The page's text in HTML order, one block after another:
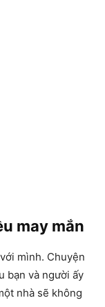
may mắn
mình. Chuyện
bạn và người ấy
nhà sẽ không